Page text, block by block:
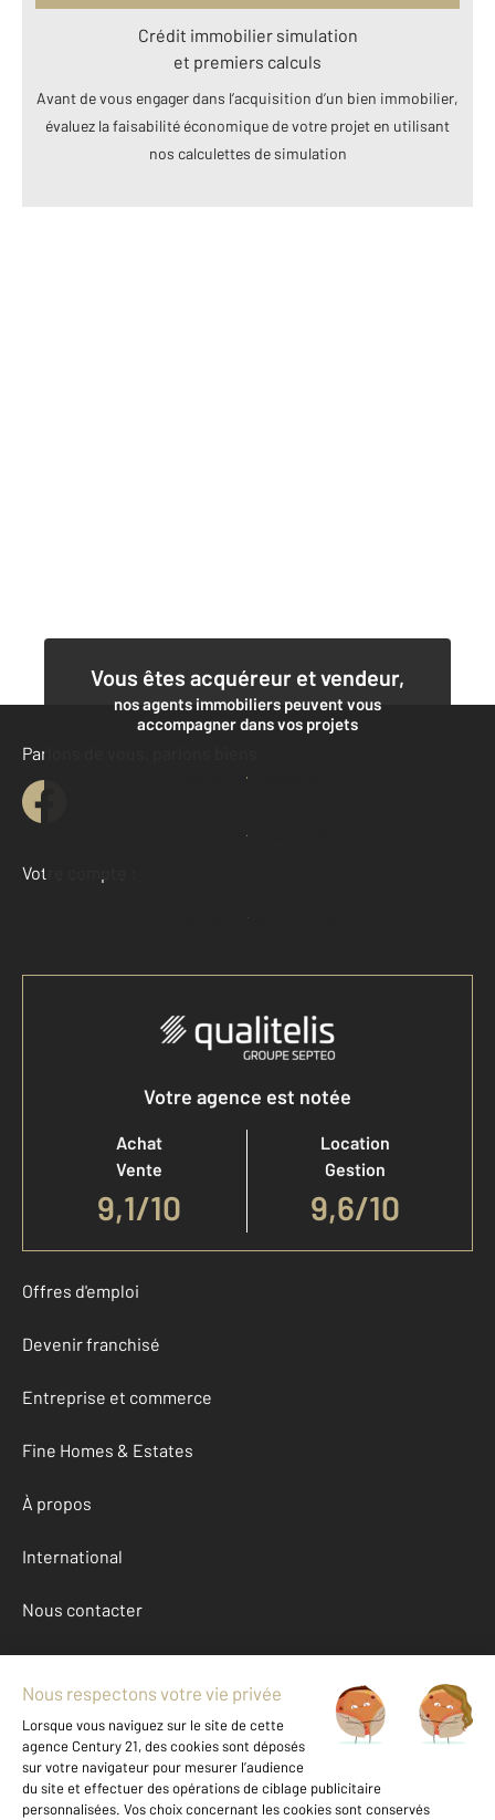
Crédit immobilier simulation
et premiers calculs
Avant de vous engager dans l’acquisition d’un bien immobilier,
évaluez la faisabilité économique de votre projet en utilisant
nos calculettes de simulation
Vous êtes acquéreur et vendeur,
nos agents immobiliers peuvent vous
accompagner dans vos projets
Contacter l'agence
Demander une estimation
Parlons de vous, parlons biens
Votre compte :
Accéder à mon compte
Votre agence est notée
Achat
Vente
9,1/10
Location
Gestion
9,6/10
Offres d'emploi
Devenir franchisé
Entreprise et commerce
Fine Homes & Estates
À propos
International
Nous contacter
Mentions légales & CGU et Barèmes d'honoraires
Données personnelles
Gestionnaire des cookies